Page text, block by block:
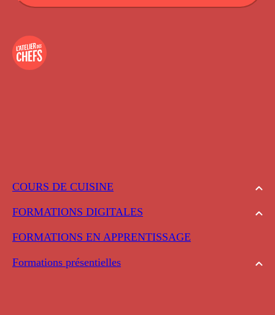
COURS DE CUISINE
FORMATIONS DIGITALES
FORMATIONS EN APPRENTISSAGE
Formations présentielles